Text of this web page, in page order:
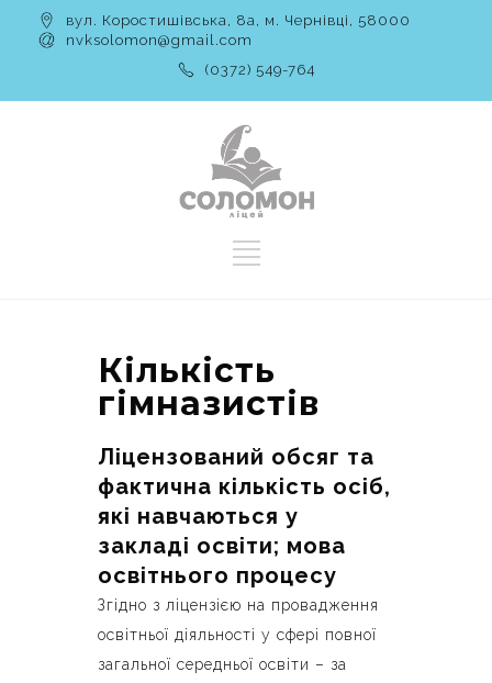
вул. Коростишівська, 8а, м. Чернівці, 58000
nvksolomon@gmail.com
(0372) 549-764
Кількість
гімназистів
Ліцензований обсяг та
фактична кількість осіб,
які навчаються у
закладі освіти; мова
освітнього процесу
Згідно з ліцензією на провадження
освітньої діяльності у сфері повної
загальної середньої освіти – за